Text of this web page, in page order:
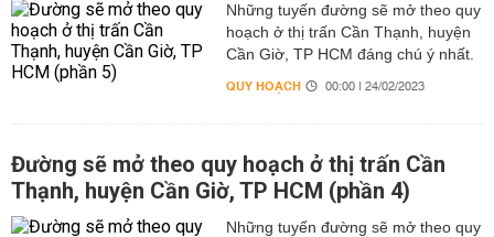
Những tuyến đường sẽ mở theo quy
hoạch ở thị trấn Cần Thạnh, huyện
Cần Giờ, TP HCM đáng chú ý nhất.
QUY HOẠCH 00:00 | 24/02/2023
Đường sẽ mở theo quy hoạch ở thị trấn Cần
Thạnh, huyện Cần Giờ, TP HCM (phần 4)
Những tuyến đường sẽ mở theo quy